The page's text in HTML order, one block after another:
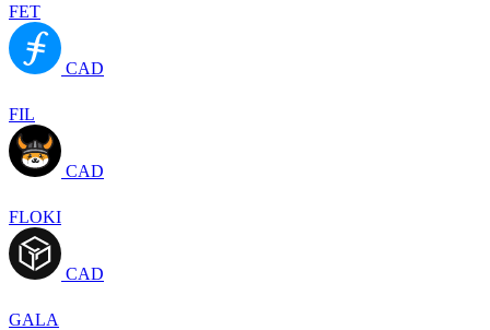
FET
CAD
FIL
CAD
FLOKI
CAD
GALA